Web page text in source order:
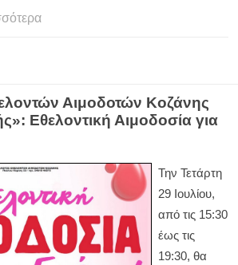
Αιμοδοτών Κοζάνης
Εθελοντική Αιμοδοσία για
Την Τετάρτη
29 Ιουλίου,
από τις 15:30
έως τις
19:30, θα